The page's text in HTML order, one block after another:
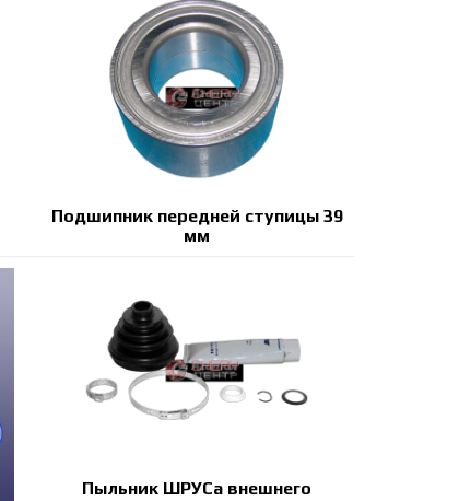
Подшипник передней ступицы 39
мм
Пыльник ШРУСа внешнего